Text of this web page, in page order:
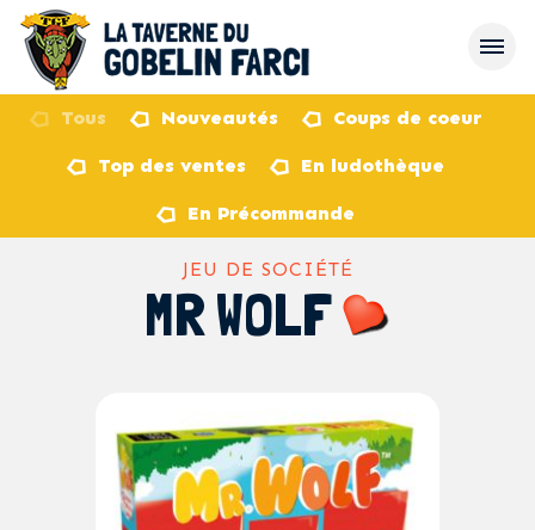
Tous Nouveautés Coups de coeur
Top des ventes En ludothèque
En Précommande
JEU DE SOCIÉTÉ
MR WOLF